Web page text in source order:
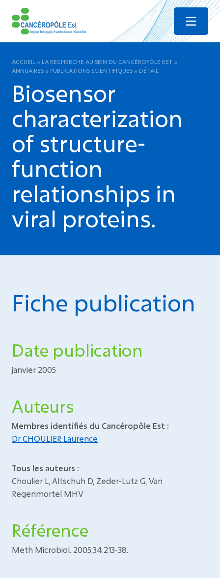
Menu
ACCUEIL » LA RECHERCHE AU SEIN DU CANCÉROPÔLE EST »
ANNUAIRES » PUBLICATIONS SCIENTIFIQUES » DÉTAIL
Biosensor
characterization
of structure-
function
relationships in
viral proteins.
Fiche publication
Date publication
janvier 2005
Auteurs
Membres identifiés du Cancéropôle Est :
Dr CHOULIER Laurence
Tous les auteurs :
Choulier L, Altschuh D, Zeder-Lutz G, Van
Regenmortel MHV
Référence
Meth Microbiol. 2005;34:213-38.